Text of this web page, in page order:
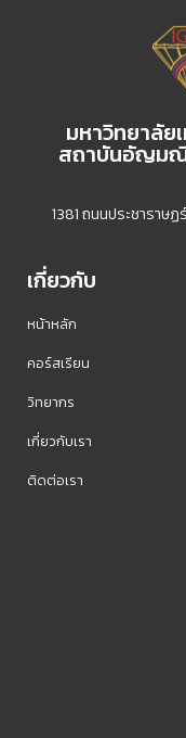
มหาวิทยาลัย
สถาบันอัญมณี
1381 ถนนประชาราษ
เกี่ยวกับ
หน้าหลัก
คอร์สเรียน
วิทยากร
เกี่ยวกับเรา
ติดต่อเรา